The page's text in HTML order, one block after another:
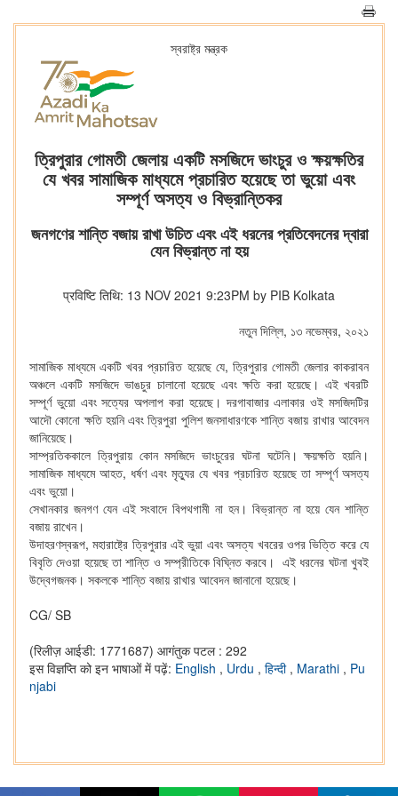
স্বরাষ্ট্র মন্ত্রক
ত্রিপুরার গোমতী জেলায় একটি মসজিদে ভাংচুর ও ক্ষয়ক্ষতির
যে খবর সামাজিক মাধ্যমে প্রচারিত হয়েছে তা ভুয়ো এবং
সম্পূর্ণ অসত্য ও বিভ্রান্তিকর
জনগণের শান্তি বজায় রাখা উচিত এবং এই ধরনের প্রতিবেদনের দ্বারা
যেন বিভ্রান্ত না হয়
प्रविष्टि तिथि: 13 NOV 2021 9:23PM by PIB Kolkata
নতুন দিল্লি, ১৩ নভেম্বর, ২০২১
সামাজিক মাধ্যমে একটি খবর প্রচারিত হয়েছে যে, ত্রিপুরার গোমতী জেলার কাকরাবন
অঞ্চলে একটি মসজিদে ভাঙচুর চালানো হয়েছে এবং ক্ষতি করা হয়েছে। এই খবরটি
সম্পূর্ণ ভুয়ো এবং সত্যের অপলাপ করা হয়েছে। দরগাবাজার এলাকার ওই মসজিদটির
আদৌ কোনো ক্ষতি হয়নি এবং ত্রিপুরা পুলিশ জনসাধারণকে শান্তি বজায় রাখার আবেদন
জানিয়েছে।
সাম্প্রতিককালে ত্রিপুরায় কোন মসজিদে ভাংচুরের ঘটনা ঘটেনি। ক্ষয়ক্ষতি হয়নি।
সামাজিক মাধ্যমে আহত, ধর্ষণ এবং মৃত্যুর যে খবর প্রচারিত হয়েছে তা সম্পূর্ণ অসত্য
এবং ভুয়ো।
সেখানকার জনগণ যেন এই সংবাদে বিপথগামী না হন। বিভ্রান্ত না হয়ে যেন শান্তি
বজায় রাখেন।
উদাহরণস্বরূপ, মহারাষ্ট্রে ত্রিপুরার এই ভুয়া এবং অসত্য খবরের ওপর ভিত্তি করে যে
বিবৃতি দেওয়া হয়েছে তা শান্তি ও সম্প্রীতিকে বিঘ্নিত করবে। এই ধরনের ঘটনা খুবই
উদ্বেগজনক। সকলকে শান্তি বজায় রাখার আবেদন জানানো হয়েছে।
CG/ SB
(रिलीज़ आईडी: 1771687) आगंतुक पटल : 292
इस विज्ञप्ति को इन भाषाओं में पढ़ें: English , Urdu , हिन्दी , Marathi , Pu
njabi